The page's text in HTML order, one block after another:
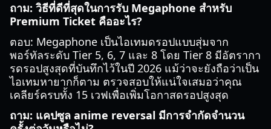
ถาม: วิธีที่ดีที่สุดในการรับ Megaphone สำหรับ
Premium Ticket คืออะไร?
ตอบ: Megaphone เป็นไอเทมดรอปแบบสุ่มจาก
พอร์ทัลระดับ Tier 5, 6, 7 และ 8 โดย Tier 8 มีอัตรากา
รดรอปสูงสุดที่บันทึกไว้ในปี 2026 แม้ว่าจะยังถือว่าเป็น
ไอเทมหายากก็ตาม ตรวจสอบให้แน่ใจเสมอว่าคุณ
เคลียร์ครบทั้ง 15 เวฟเพื่อเพิ่มโอกาสดรอปสูงสุด
ถาม: แคปซูล anime reversal มีการจำกัดจำนวน